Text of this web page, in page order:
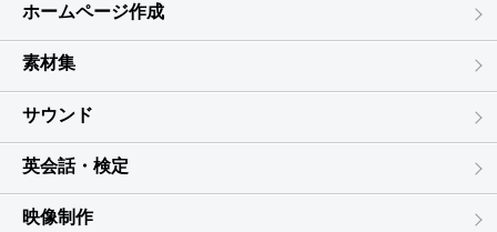
ホームページ作成
素材集
サウンド
英会話・検定
映像制作